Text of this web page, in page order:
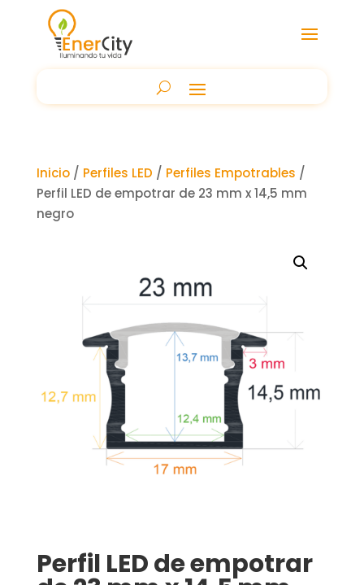
Inicio/ Perfiles LED / Perfiles Empotrables /
Perfil LED de empotrar de 23 mm x 14,5 mm
negro
Perfil LED de empotrar